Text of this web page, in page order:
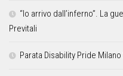
“Io arrivo dall’inferno”. La
Previtali
Parata Disability Pride